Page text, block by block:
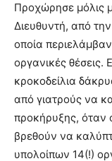
Προχώρησε μόλις
Διευθυντή, από
οποία
οργανικές θέσεις.
κροκοδείλια
από γιατρούς να
προκήρυξης, όταν
βρεθούν να
υπολοίπων 14(!)